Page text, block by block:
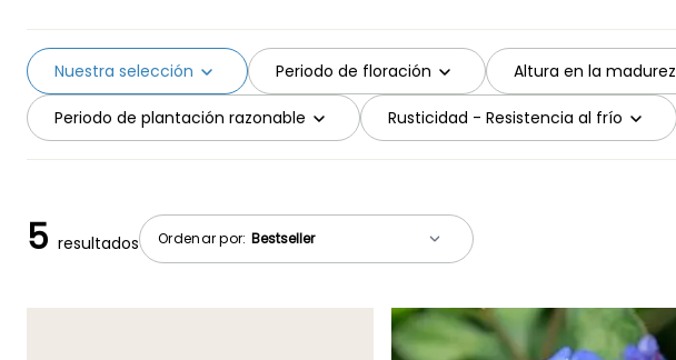
Periodo de floración Altura en la madurez
Periodo de plantación razonable Rusticidad - Resistencia al frío
Nuestra selección
Ordenar por:
5 resultados